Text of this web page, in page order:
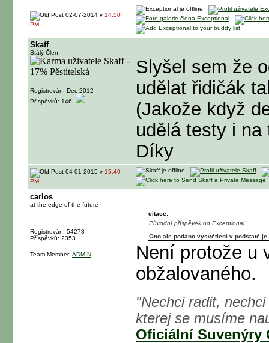
02-07-2014 v 14:50
PM
Skaff
Stálý Člen
Registrován: Dec 2012
Příspěvků: 146
Slyšel sem že
udělat řidičák
(Jakože když
udělá testy i na
Díky
04-01-2015 v 15:40
PM
carlos
at the edge of the future
Registrován: 54278
Příspěvků: 2353
Team Member: ADMIN
citace:
Původní příspěvek od Exceptional
Ono ale podáno vysvětlení v podstatě
Není protože u
obžalovaného.
"Nechci radit,
kterej se musíme
Oficiální Suvenýry